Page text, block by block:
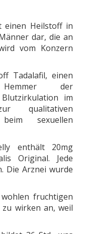
einen Heilstoff in
dar, die an
vom Konzern
Tadalafil, einen
der
im
qualitativen
sexuellen
enthält 20mg
Original. Jede
Die Arznei wurde
fruchtigen
zu wirken an, weil